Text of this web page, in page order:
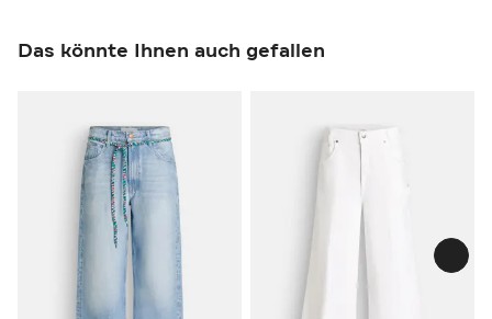
Das könnte Ihnen auch gefallen